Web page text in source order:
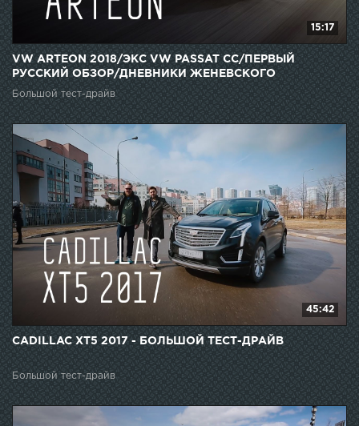
15:17
VW ARTEON 2018/ЭКС VW PASSAT CC/ПЕРВЫЙ
РУССКИЙ ОБЗОР/ДНЕВНИКИ ЖЕНЕВСКОГО
АВТОСАЛОНА
Большой тест-драйв
45:42
CADILLAC XT5 2017 - БОЛЬШОЙ ТЕСТ-ДРАЙВ
Большой тест-драйв